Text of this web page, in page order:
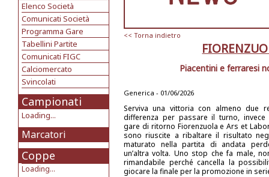
Elenco Società
Comunicati Società
Programma Gare
Tabellini Partite
Comunicati FIGC
Calciomercato
Svincolati
Campionati
Loading...
Marcatori
Coppe
Loading...
<< Torna indietro
Piacentini e ferraresi
Generica - 01/06/2026
Serviva una vittoria con almeno due
differenza per passare il turno, invece
gare di ritorno Fiorenzuola e Ars et
sono riuscite a ribaltare il risultato
maturato nella partita di andata
un’altra volta. Uno stop che fa male,
rimandabile perché cancella la
giocare la finale per la promozione in